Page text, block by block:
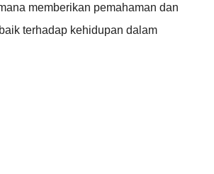
memberikan pemahaman dan
terhadap kehidupan dalam